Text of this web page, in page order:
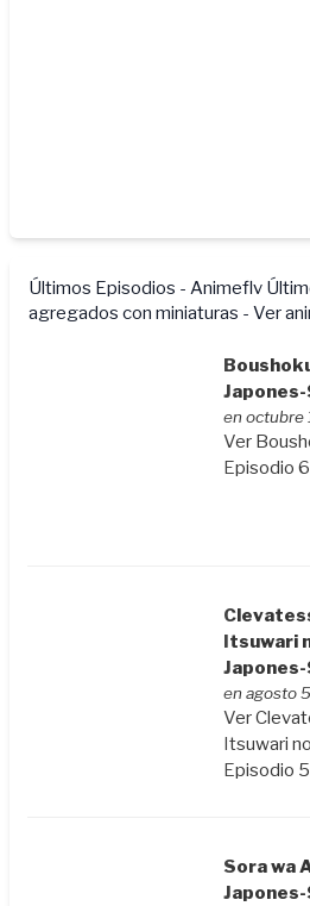
Últimos Episodios - Animeflv
agregados con miniaturas - Ver
en octubre
Ver
Episodio
Itsuwari
en agosto
Ver
Itsuwari
Episodio
Sora wa